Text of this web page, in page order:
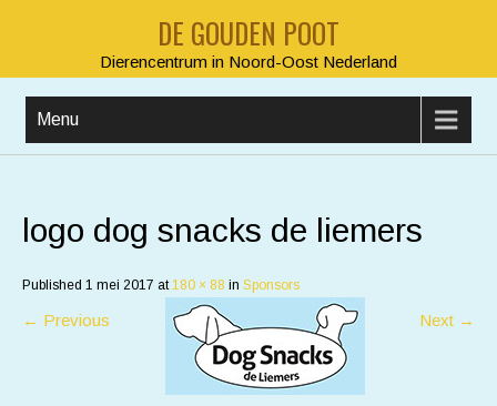
DE GOUDEN POOT
Dierencentrum in Noord-Oost Nederland
Menu
logo dog snacks de liemers
Published 1 mei 2017 at180 × 88 in Sponsors
← Previous Next →